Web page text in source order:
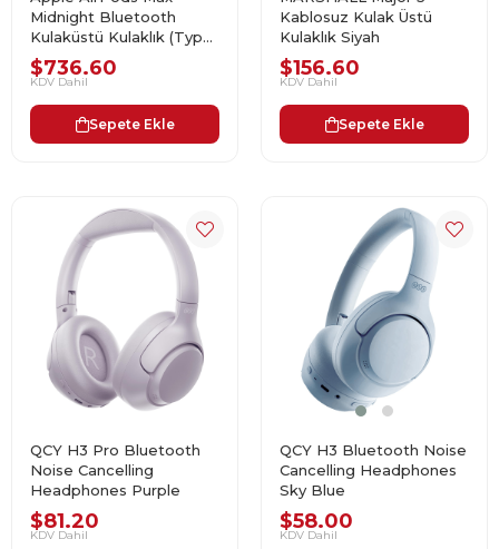
Midnight Bluetooth
Kulaküstü Kulaklık (Type
C)
$736.60
KDV Dahil
Sepete Ekle
Kablosuz Kulak Üstü
Kulaklık Siyah
$156.60
KDV Dahil
Sepete Ekle
QCY H3 Pro Bluetooth
Noise Cancelling
Headphones Purple
$81.20
KDV Dahil
QCY H3 Bluetooth Noise
Cancelling Headphones
Sky Blue
$58.00
KDV Dahil